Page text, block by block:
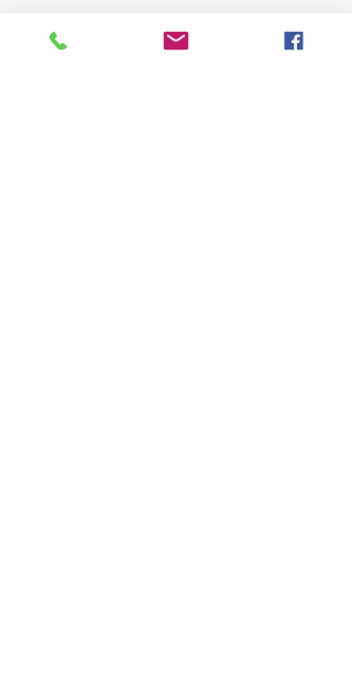
Entradas recientes Ver todo